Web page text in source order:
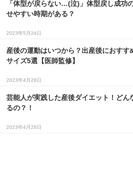
子育て・育児
２歳児
「体型が戻らない…(泣)」体型戻し成功
せやすい時期がある？
2023年5月24日
産後の運動はいつから？出産後におすす
サイズ5選【医師監修】
2023年4月28日
芸能人が実践した産後ダイエット！どん
るの？！
2023年4月28日